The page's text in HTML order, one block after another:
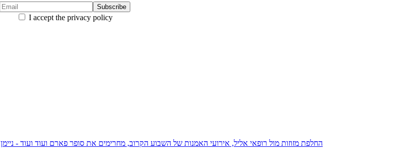
I accept the privacy policy
נגנז בגנזך 20.08.2015: כנס D23, החלפת מזוזות מול רופאי אליל, אירועי האמנות של השבוע הקרוב, מחרימים את סופר פארם ועוד ועוד - ניימן